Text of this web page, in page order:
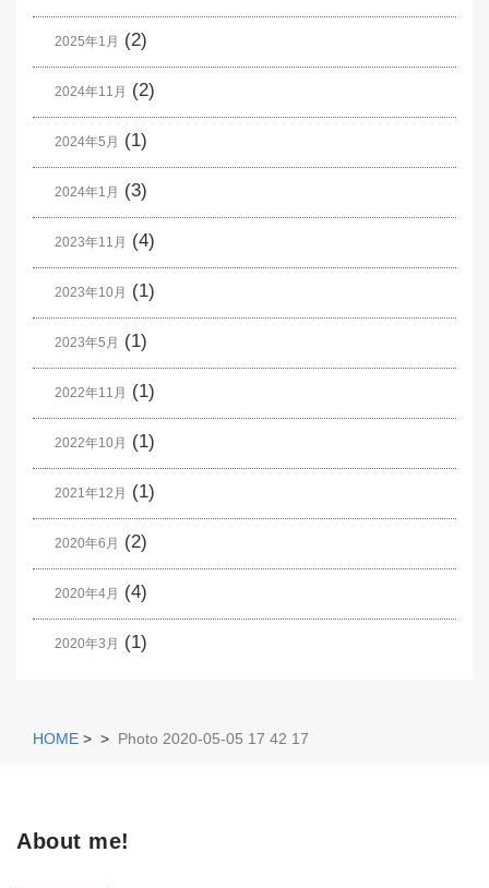
2025年1月 (2)
2024年11月 (2)
2024年5月 (1)
2024年1月 (3)
2023年11月 (4)
2023年10月 (1)
2023年5月 (1)
2022年11月 (1)
2022年10月 (1)
2021年12月 (1)
2020年6月 (2)
2020年4月 (4)
2020年3月 (1)
HOME > > Photo 2020-05-05 17 42 17
About me!